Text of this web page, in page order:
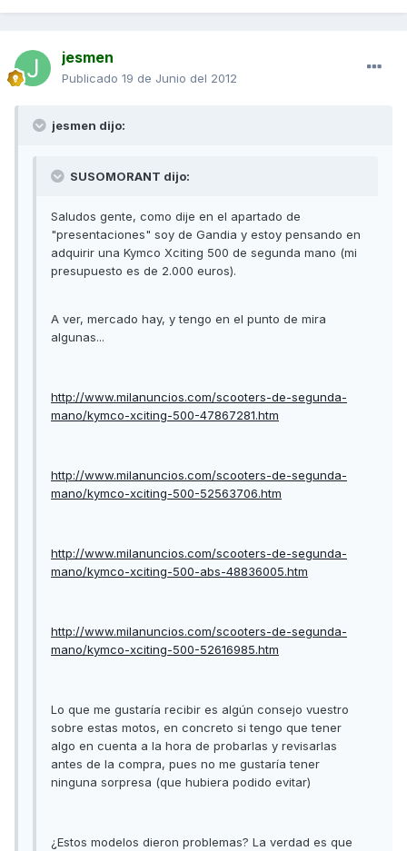
jesmen
Publicado 19 de Junio del 2012
jesmen dijo:
SUSOMORANT dijo:
Saludos gente, como dije en el apartado de
"presentaciones" soy de Gandia y estoy pensando en
adquirir una Kymco Xciting 500 de segunda mano (mi
presupuesto es de 2.000 euros).
A ver, mercado hay, y tengo en el punto de mira
algunas...
http://www.milanuncios.com/scooters-de-segunda-
mano/kymco-xciting-500-47867281.htm
http://www.milanuncios.com/scooters-de-segunda-
mano/kymco-xciting-500-52563706.htm
http://www.milanuncios.com/scooters-de-segunda-
mano/kymco-xciting-500-abs-48836005.htm
http://www.milanuncios.com/scooters-de-segunda-
mano/kymco-xciting-500-52616985.htm
Lo que me gustaría recibir es algún consejo vuestro
sobre estas motos, en concreto si tengo que tener
algo en cuenta a la hora de probarlas y revisarlas
antes de la compra, pues no me gustaría tener
ninguna sorpresa (que hubiera podido evitar)
¿Estos modelos dieron problemas? La verdad es que